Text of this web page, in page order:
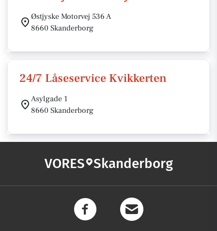
Østjyske Motorvej 536 A
8660 Skanderborg
24/7 Låseservice Kvikkerten
Asylgade 1
8660 Skanderborg
VORES Skanderborg